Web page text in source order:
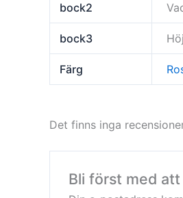
bock2
bock3
Färg
Det finns inga
Bli först med